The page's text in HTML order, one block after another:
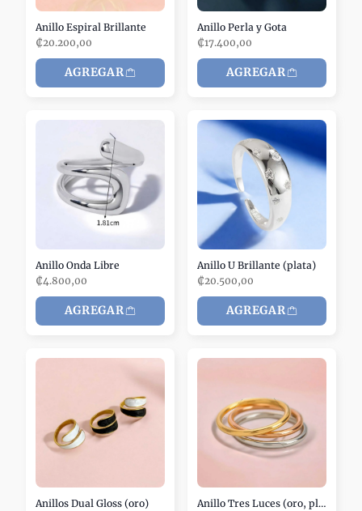
Anillo Espiral Brillante
₡20.200,00
AGREGAR
Anillo Perla y Gota
₡17.400,00
AGREGAR
Anillo Onda Libre
₡4.800,00
AGREGAR
Anillo U Brillante (plata)
₡20.500,00
AGREGAR
Anillos Dual Gloss (oro)
Anillo Tres Luces (oro, plata y rosa)